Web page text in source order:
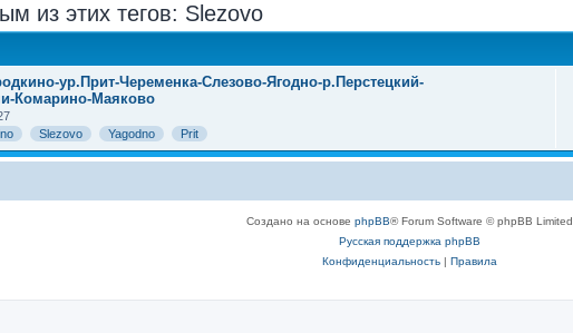
из этих тегов: Slezovo
ур.Прит-Череменка-Слезово-Ягодно-р.Перстецкий-
Комарино-Маяково
Slezovo Yagodno Prit
Создано на основе phpBB® Forum Software © phpBB Limited
Русская поддержка phpBB
Конфиденциальность| Правила